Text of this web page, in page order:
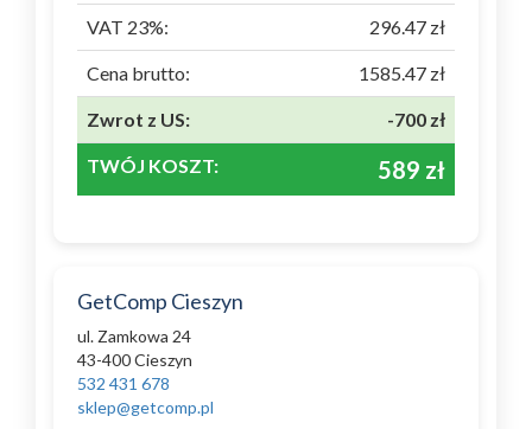
VAT 23%: 296.47 zł
Cena brutto: 1585.47 zł
Zwrot z US: -700 zł
TWÓJ KOSZT: 589 zł
GetComp Cieszyn
ul. Zamkowa 24
43-400 Cieszyn
532 431 678
sklep@getcomp.pl